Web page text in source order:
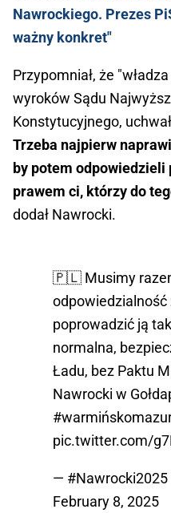
Nawrockiego. Prezes
ważny konkret"
Przypomniał, że
wyroków Sądu
Konstytucyjnego,
Trzeba najpierw
by potem odpowiedzieli
prawem ci, którzy do
dodał Nawrocki.
🇵🇱 Musimy
odpowiedzialność
poprowadzić ją
normalna,
Ładu, bez Paktu
Nawrocki w
pic.twitter.com/
— #Nawrocki2025
February 8, 2025